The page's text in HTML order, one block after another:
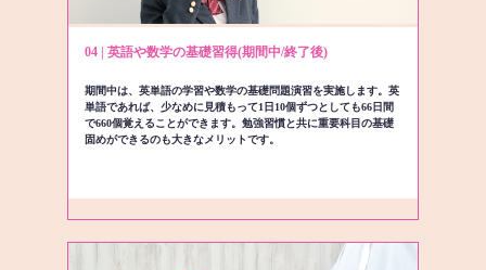
04 | 英語や数学の基礎習得(期間中/終了後)
期間中は、英単語の学習や数学の基礎問題演習を実施します。英
単語であれば、少なめに見積もって1日10個ずつとしても66日間
で660個覚えることができます。勉強習慣と共に重要科目の基礎
固めができるのも大きなメリットです。